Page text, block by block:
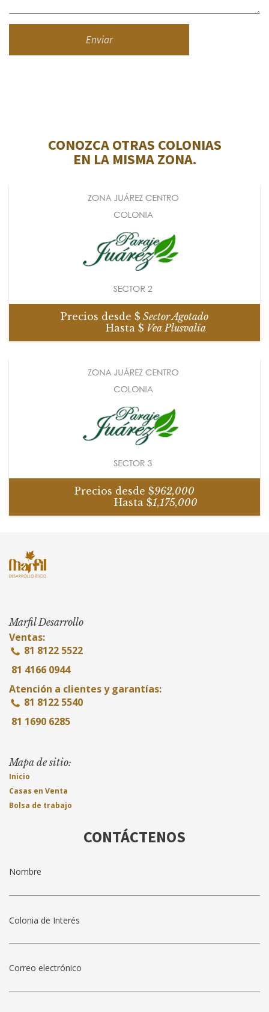
CONOZCA OTRAS COLONIAS
EN LA MISMA ZONA.
Precios desde $ Sector Agotado
Hasta $ Vea Plusvalía
Precios desde $962,000
Hasta $1,175,000
Marfil Desarrollo
Ventas:
81 8122 5522
81 4166 0944
Atención a clientes y garantías:
81 8122 5540
81 1690 6285
Mapa de sitio:
Inicio
Casas en Venta
Bolsa de trabajo
CONTÁCTENOS
Colonia de Interés